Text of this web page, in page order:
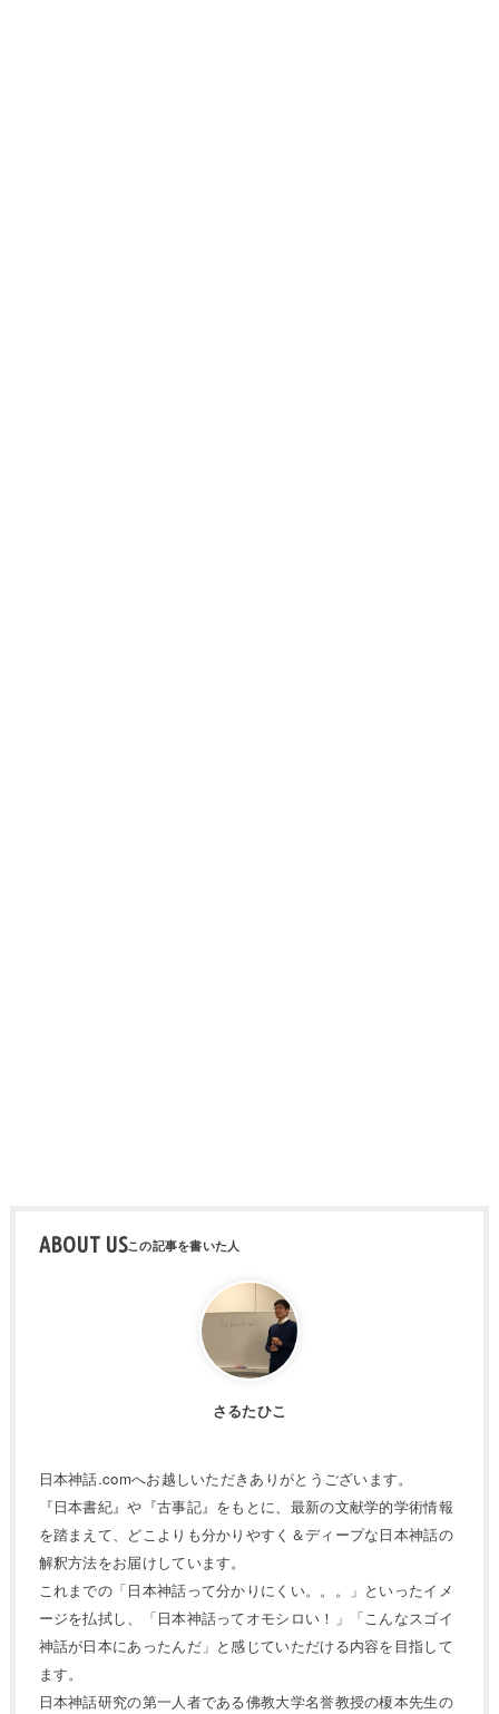
ABOUT US
さるたひこ
日本神話.comへお越しいただきありがとうございます。
『日本書紀』や『古事記』をもとに、最新の文献学的学術情報
を踏まえて、どこよりも分かりやすく＆ディープな日本神話の
解釈方法をお届けしています。
これまでの「日本神話って分かりにくい。。。」といったイメ
ージを払拭し、「日本神話ってオモシロい！」「こんなスゴイ
神話が日本にあったんだ」と感じていただける内容を目指して
ます。
日本神話研究の第一人者である佛教大学名誉教授の榎本先生の